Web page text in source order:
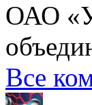
ОАО
Все